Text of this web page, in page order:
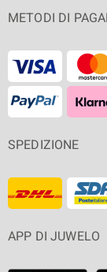
METODI DI
SPEDIZIONE
APP DI JUWELO